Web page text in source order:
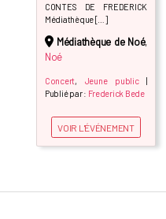
CONTES DE FREDERICK
Médiathèque […]
Médiathèque de Noé,
Noé
Concert, Jeune public|
Publié par : Frederick Bede
VOIR L'ÉVÉNEMENT